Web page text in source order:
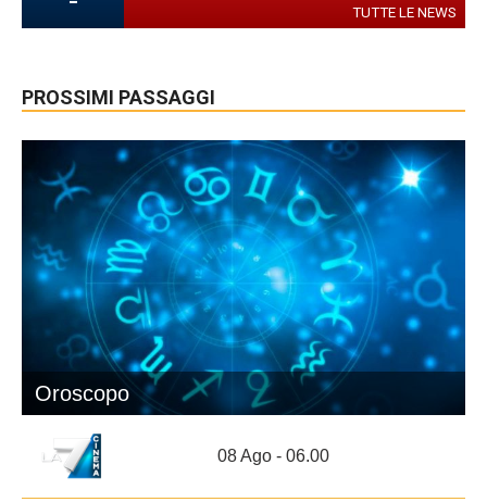
TUTTE LE NEWS
PROSSIMI PASSAGGI
Oroscopo
08 Ago - 06.00